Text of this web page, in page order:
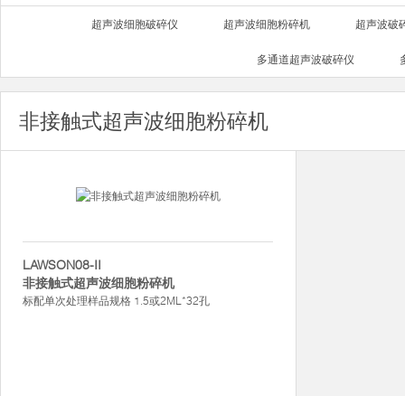
超声波细胞破碎仪 超声波细胞粉碎机 超声波破
多通道超声波破碎仪
非接触式超声波细胞粉碎机
LAWSON08-II
非接触式超声波细胞粉碎机
标配单次处理样品规格 1.5或2ML*32孔